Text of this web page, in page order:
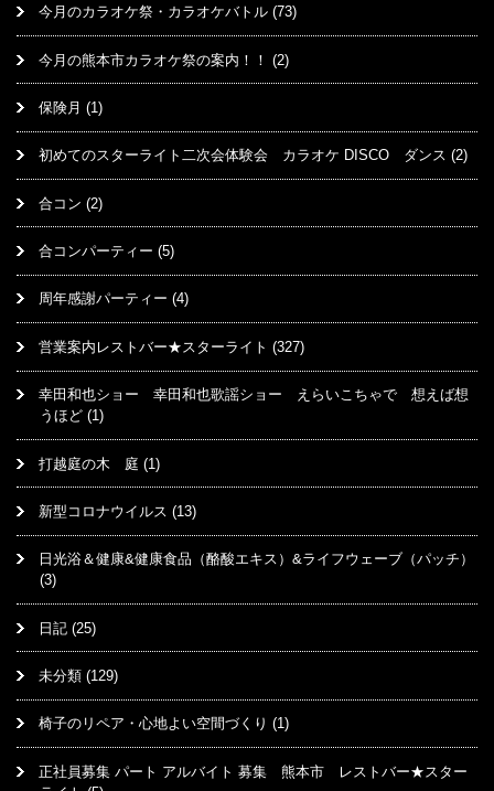
今月のカラオケ祭・カラオケバトル (73)
今月の熊本市カラオケ祭の案内！！ (2)
保険月 (1)
初めてのスターライト二次会体験会 カラオケ DISCO ダンス (2)
合コン (2)
合コンパーティー (5)
周年感謝パーティー (4)
営業案内レストバー★スターライト (327)
幸田和也ショー 幸田和也歌謡ショー えらいこちゃで 想えば想
うほど (1)
打越庭の木 庭 (1)
新型コロナウイルス (13)
日光浴＆健康&健康食品（酪酸エキス）&ライフウェーブ（パッチ）
(3)
日記 (25)
未分類 (129)
椅子のリペア・心地よい空間づくり (1)
正社員募集 パート アルバイト 募集 熊本市 レストバー★スター